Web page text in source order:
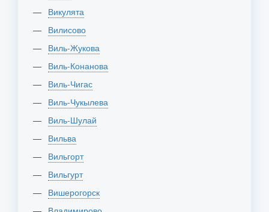
Викулята
Вилисово
Виль-Жукова
Виль-Конанова
Виль-Чигас
Виль-Чукылева
Виль-Шулай
Вильва
Вильгорт
Вильгурт
Вишерогорск